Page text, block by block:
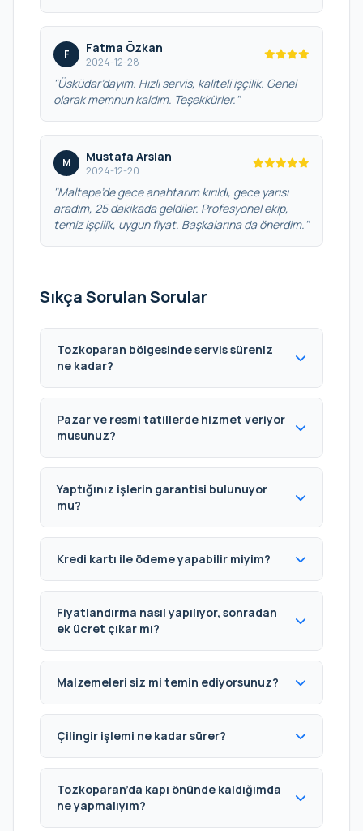
F Fatma Özkan
2024-12-28
"Üsküdar’dayım. Hızlı servis, kaliteli işçilik. Genel
olarak memnun kaldım. Teşekkürler."
M Mustafa Arslan
2024-12-20
"Maltepe’de gece anahtarım kırıldı, gece yarısı
aradım, 25 dakikada geldiler. Profesyonel ekip,
temiz işçilik, uygun fiyat. Başkalarına da önerdim."
Sıkça Sorulan Sorular
Tozkoparan bölgesinde servis süreniz
ne kadar?
Pazar ve resmi tatillerde hizmet veriyor
musunuz?
Yaptığınız işlerin garantisi bulunuyor
mu?
Kredi kartı ile ödeme yapabilir miyim?
Fiyatlandırma nasıl yapılıyor, sonradan
ek ücret çıkar mı?
Malzemeleri siz mi temin ediyorsunuz?
Çilingir işlemi ne kadar sürer?
Tozkoparan’da kapı önünde kaldığımda
ne yapmalıyım?